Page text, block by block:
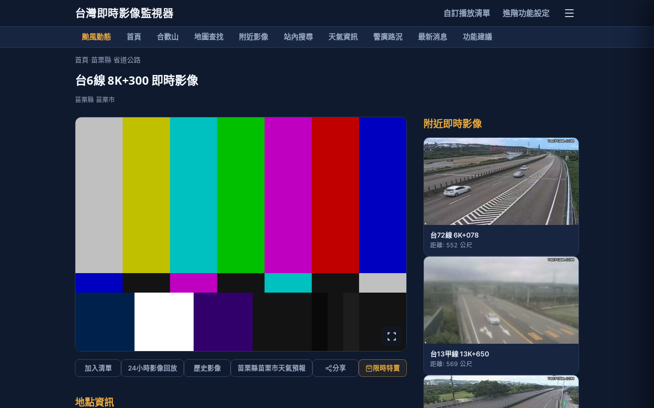
台灣即時影像監視器 自訂播放清單 進階功能設定
颱風動態 首頁 合歡山 地圖查找 附近影像 站內搜尋 天氣資訊 警廣路況 最新消息 功能建議
首頁›苗栗縣 省道公路
台6線 8K+300 即時影像
苗栗縣 苗栗市
加入清單 24小時影像回放 歷史影像 苗栗縣苗栗市天氣預報 分享 限時特賣
地點資訊
附近即時影像
台72線 6K+078
距離: 552 公尺
台13甲線 13K+650
距離: 569 公尺